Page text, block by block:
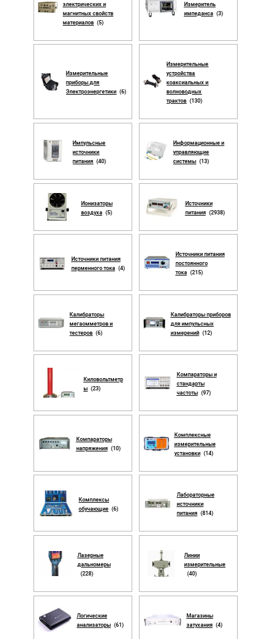
электрических и
магнитных свойств
материалов (5)
Измеритель
импеданса (3)
Измерительные
приборы для
Электроэнергетики (6)
Измерительные
устройства
коаксиальных и
волноводных
трактов (130)
Импульсные
источники
питания (40)
Информационные и
управляющие
системы (13)
Ионизаторы
воздуха (5)
Источники
питания (2938)
Источники питания
перменного тока (4)
Источники питания
постоянного
тока (215)
Калибраторы
мегаомметров и
тестеров (6)
Калибраторы приборов
для импульсных
измерений (12)
Киловольтметр
ы (23)
Компараторы и
стандарты
частоты (97)
Компараторы
напряжения (10)
Комплексные
измерительные
установки (14)
Комплексы
обучающие (6)
Лабораторные
источники
питания (814)
Лазерные
дальномеры
(228)
Линии
измерительные
(40)
Логические
анализаторы (61)
Магазины
затухания (4)